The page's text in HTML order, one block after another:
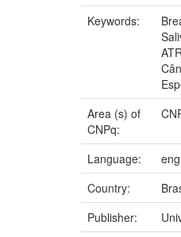
Keywords:
Area (s) of
CNPq:
Language:
eng
Country:
Publisher: